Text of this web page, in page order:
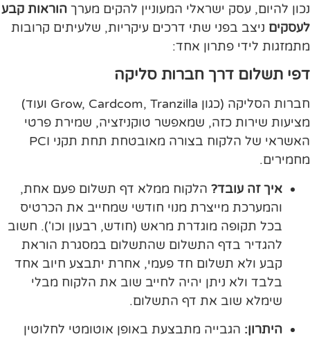
נכון להיום, עסק ישראלי המעוניין להקים מערך הוראות קבע
לעסקים ניצב בפני שתי דרכים עיקריות, שלעיתים קרובות
מתמזגות לידי פתרון אחד:
דפי תשלום דרך חברות סליקה
חברות הסליקה (כגון Grow, Cardcom, Tranzilla ועוד)
מציעות שירות כזה, שמאפשר טוקניזציה, שמירת פרטי
האשראי של הלקוח בצורה מאובטחת תחת תקני PCI
מחמירים.
איך זה עובד? הלקוח ממלא דף תשלום פעם אחת,
והמערכת מייצרת מנוי חודשי שמחייב את הכרטיס
בכל תקופה מוגדרת מראש (חודש, רבעון וכו'). חשוב
להגדיר בדף התשלום שהתשלום במסגרת הוראת
קבע ולא תשלום חד פעמי, אחרת יתבצע חיוב אחד
בלבד ולא ניתן יהיה לחייב שוב את הלקוח מבלי
שימלא שוב את דף התשלום.
היתרון: הגבייה מתבצעת באופן אוטומטי לחלוטין